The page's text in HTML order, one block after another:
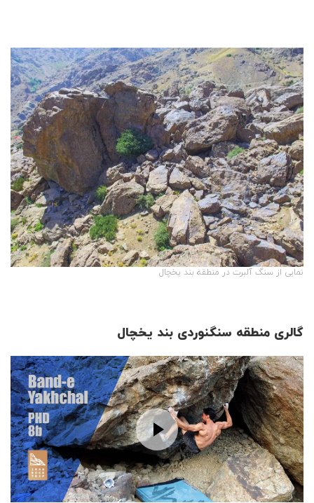
نمایی از سنگ آلبرت در منطقه بند یخچال
گالری منطقه سنگنوردی بند یخچال